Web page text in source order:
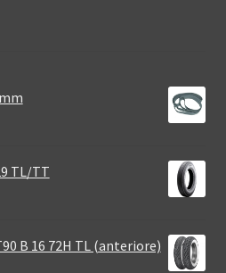
TL/TT
B 16 72H TL (anteriore)